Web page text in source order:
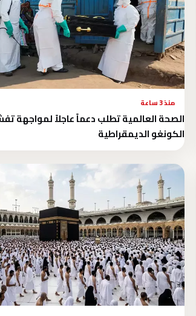
منذ 3 ساعة
الصحة العالمية تطلب دعماً عاجلاً لمواجهة
الكونغو الديمقراطية